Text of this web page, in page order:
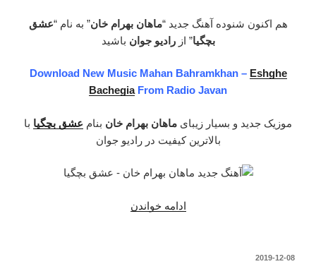
هم اکنون شنوده آهنگ جدید “ماهان بهرام خان” به نام “عشق
بچگیا” ازرادیو جوان باشید
Download New Music Mahan Bahramkhan – Eshghe
BachegiaFrom Radio Javan
موزیک جدید و بسیار زیبای ماهان بهرام خان بنام عشق بچگیا با
بالاترین کیفیت در رادیو جوان
ادامه خواندن
نوشته‌شده
2019-12-08